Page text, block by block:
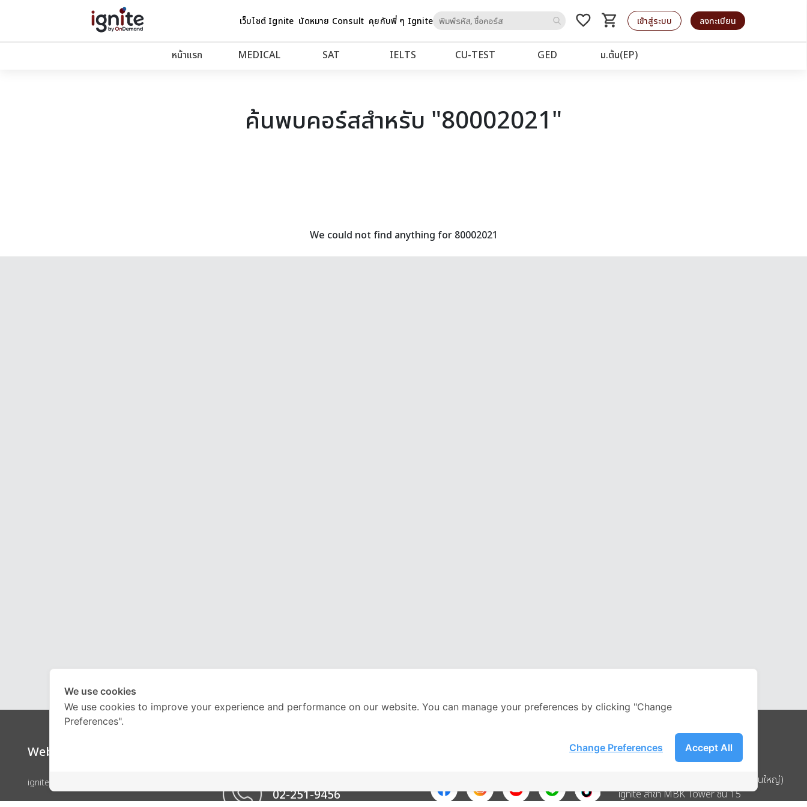
เว็บไซต์ Ignite นัดหมาย Consult คุยกับพี่ ๆ Igniteto
favorite_border shopping_cart
รถเข็น เข้าสู่ระบบ ลงทะเบียน
หน้าแรก MEDICAL SAT IELTS CU‑TEST GED ม.ต้น(EP)
ค้นพบคอร์สสำหรับ "80002021"
We could not find anything for 80002021
Website
ignite by OnDemand
02-251-9456
Address
บริษัท อิกไนท์ เอ สตาร์ จำกัด (สำนักงานใหญ่)
ignite สาขา MBK Tower ชั้น 15
We use cookies
We use cookies to improve your experience and performance on our website. You can manage your preferences by clicking "Change
Preferences".
Accept All
Change Preferences